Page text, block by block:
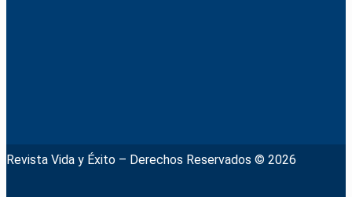
Revista Vida y Éxito – Derechos Reservados © 2026